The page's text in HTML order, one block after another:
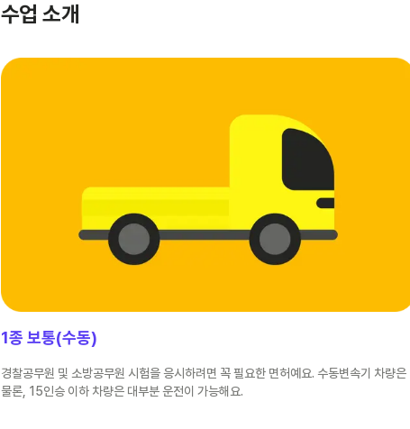
수업 소개
1종 보통(수동)
경찰공무원 및 소방공무원 시험을 응시하려면 꼭 필요한 면허예요. 수동변속기 차량은
물론, 15인승 이하 차량은 대부분 운전이 가능해요.